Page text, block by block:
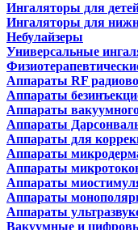
Ингаляторы для
Ингаляторы для
Небулайзеры
Универсальные
Аппараты RF
Аппараты
Аппараты
Аппараты
Аппараты для
Аппараты
Аппараты
Аппараты
Аппараты
Аппараты
Вакуумные и